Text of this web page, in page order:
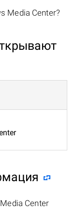
Media Center?
Center